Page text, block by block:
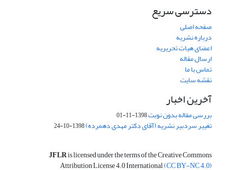
دسترسی سریع
صفحه اصلی
درباره نشریه
اعضای هیات تحریریه
ارسال مقاله
تماس با ما
نقشه سایت
آخرین اخبار
بررسی مقاله بدون نوبت1398-11-01
تغییر سردبیر نشریه (آقای دکتر مهدی دهمرده)1398-10-24
JFLRis licensed under the terms of the Creative Commons
Attribution License 4.0 International(CC BY-NC 4.0)